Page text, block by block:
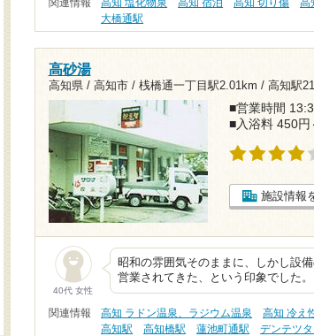
関連情報 高知 塩化物泉 高知 宿泊 高知 切り傷 高
大橋通駅
高砂湯
高知県 / 高知市 / 桟橋通一丁目駅2.01km / 高知駅
■営業時間
■入浴料 450円
施設情報
40代 女性
昭和の雰囲気そのままに、しかし設
営業されてきた、という印象でした
関連情報 高知 ラドン温泉、ラジウム温泉 高知 冷え
高知駅
高知橋駅 蓮池町通駅 デンテツ